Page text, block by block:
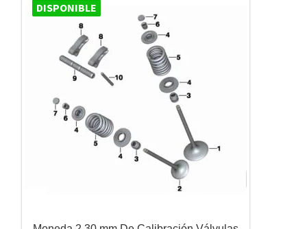
DISPONIBLE